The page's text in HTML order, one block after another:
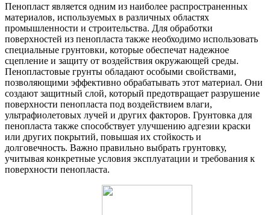
Пенопласт является одним из наиболее распространенных
материалов, используемых в различных областях
промышленности и строительства. Для обработки
поверхностей из пенопласта также необходимо использовать
специальные грунтовки, которые обеспечат надежное
сцепление и защиту от воздействия окружающей среды.
Пенопластовые грунты обладают особыми свойствами,
позволяющими эффективно обрабатывать этот материал. Они
создают защитный слой, который предотвращает разрушение
поверхности пенопласта под воздействием влаги,
ультрафиолетовых лучей и других факторов. Грунтовка для
пенопласта также способствует улучшению адгезии краски
или других покрытий, повышая их стойкость и
долговечность. Важно правильно выбрать грунтовку,
учитывая конкретные условия эксплуатации и требования к
поверхности пенопласта.